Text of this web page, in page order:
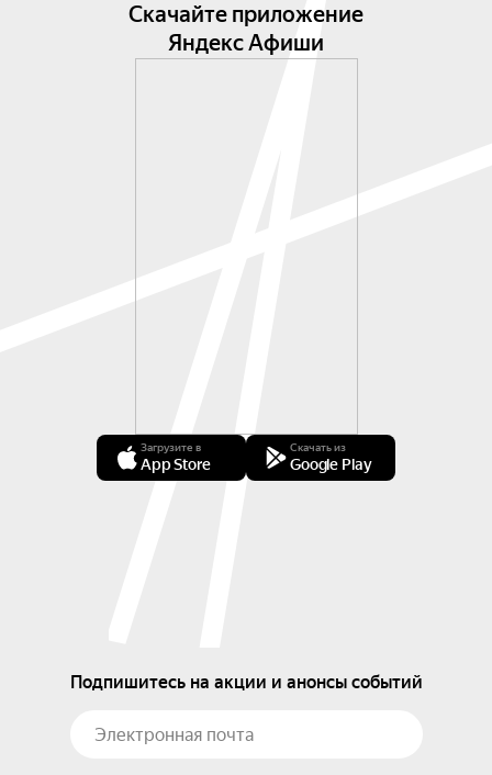
Скачайте приложение
Яндекс Афиши
Загрузите в
App Store
Скачать из
Google Play
Подпишитесь на акции и анонсы событий